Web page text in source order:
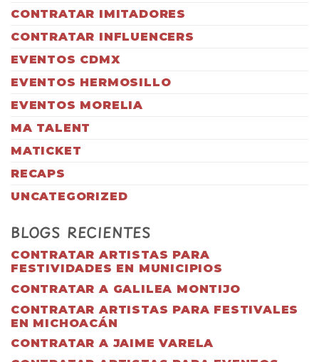
CONTRATAR IMITADORES
CONTRATAR INFLUENCERS
EVENTOS CDMX
EVENTOS HERMOSILLO
EVENTOS MORELIA
MA TALENT
MATICKET
RECAPS
UNCATEGORIZED
BLOGS RECIENTES
CONTRATAR ARTISTAS PARA
FESTIVIDADES EN MUNICIPIOS
CONTRATAR A GALILEA MONTIJO
CONTRATAR ARTISTAS PARA FESTIVALES
EN MICHOACÁN
CONTRATAR A JAIME VARELA